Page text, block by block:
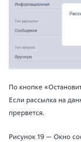
По кнопке
Если рассылка на
прервется.
Рисунок 19 — Окно